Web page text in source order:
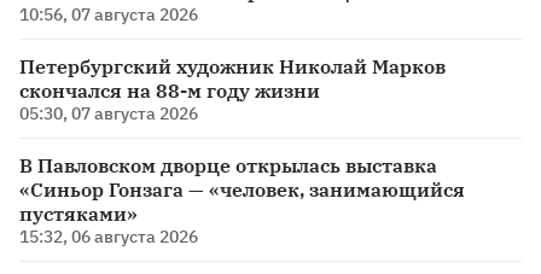
10:56, 07 августа 2026
Петербургский художник Николай Марков
скончался на 88-м году жизни
05:30, 07 августа 2026
В Павловском дворце открылась выставка
«Синьор Гонзага — «человек, занимающийся
пустяками»
15:32, 06 августа 2026